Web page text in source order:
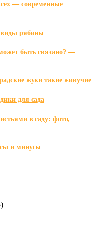
— современные
виды рябины
быть связано? —
жуки такие живучие
для сада
в саду: фото,
и минусы